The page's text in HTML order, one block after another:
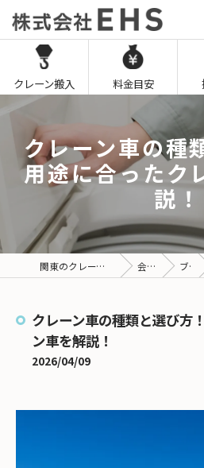
クレーン搬入 料金目安
クレーン車の種
用途に合ったク
説！
関東のクレーン搬入なら株式会社EHS 会社概要 ブログ
クレーン車の種類と選び方
ン車を解説！
2026/04/09